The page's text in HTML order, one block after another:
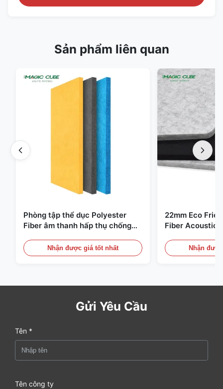
Sản phẩm liên quan
Phòng tập thể dục Polyester
Fiber âm thanh hấp thụ chống
Nhận được giá tốt nhất
22mm Eco
Fiber Acoustic
Nhận
Gửi Yêu Cầu
Tên *
Tên công ty